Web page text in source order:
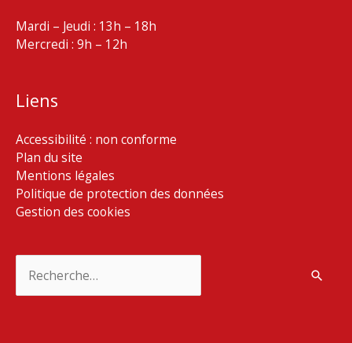
Mardi – Jeudi : 13h – 18h
Mercredi : 9h – 12h
Liens
Accessibilité : non conforme
Plan du site
Mentions légales
Politique de protection des données
Gestion des cookies